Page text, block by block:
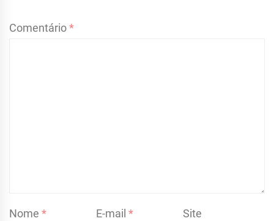
Comentário*
Nome * E-mail* Site